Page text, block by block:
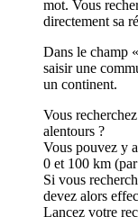
mot. Vous
directement sa
Dans le champ
saisir une
un continent.
Vous
alentours ?
Vous pouvez y
0 et 100 km
Si vous
devez alors
Lancez votre